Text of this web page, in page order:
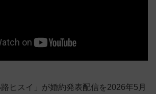
ヒスイ」が婚約発表配信を2026年5月